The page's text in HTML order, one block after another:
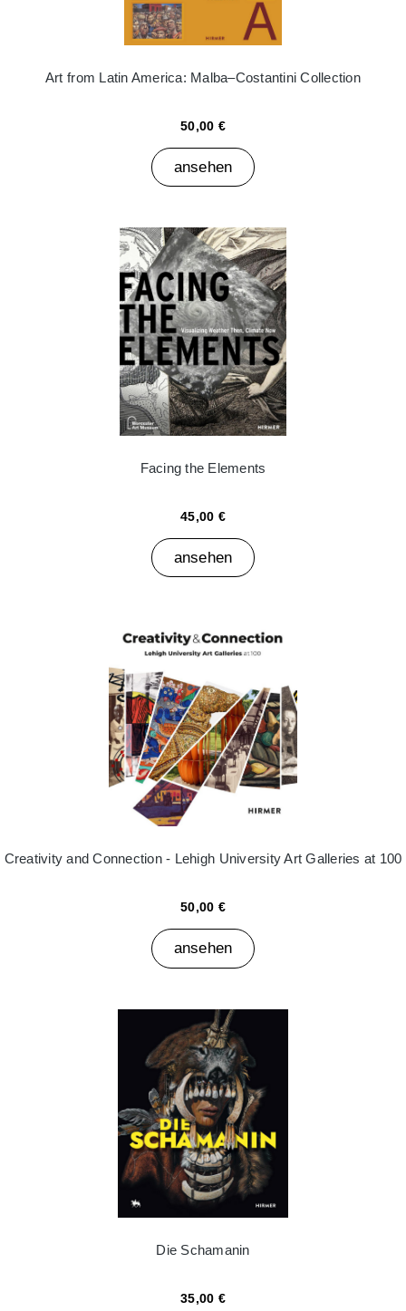
Art from Latin America: Malba–Costantini Collection
50,00 €
ansehen
Facing the Elements
45,00 €
ansehen
Creativity and Connection - Lehigh University Art Galleries at 100
50,00 €
ansehen
Die Schamanin
35,00 €